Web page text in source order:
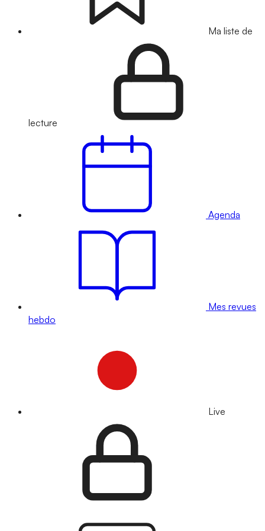
Ma liste de
lecture
Agenda
Mes revues
hebdo
Live